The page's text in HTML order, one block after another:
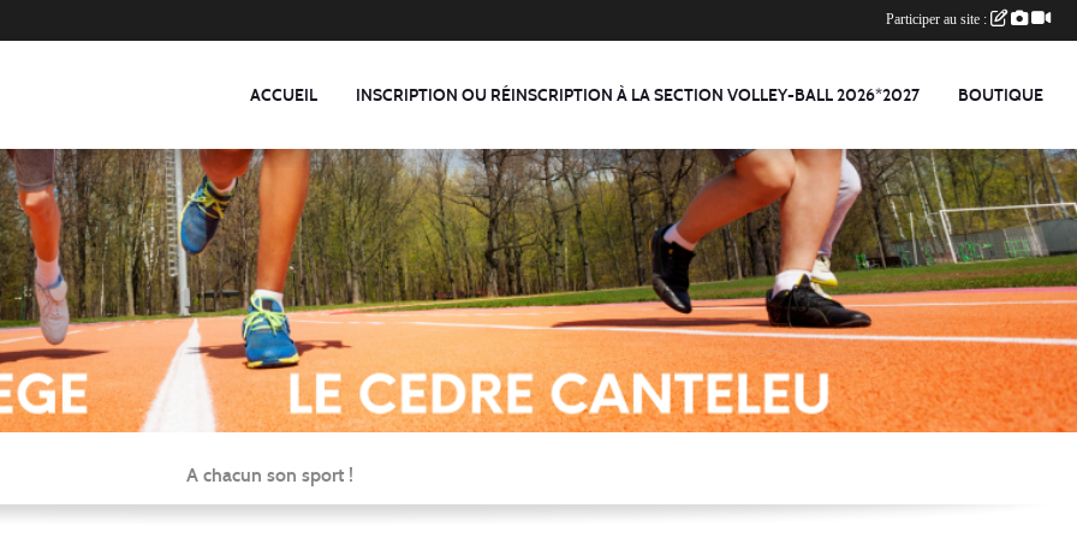
ACCUEIL INSCRIPTION OU RÉINSCRIPTION À LA SECTION VOLLEY-BALL 2026*2027 BOUTIQUE
A chacun son sport !
Participer au site :